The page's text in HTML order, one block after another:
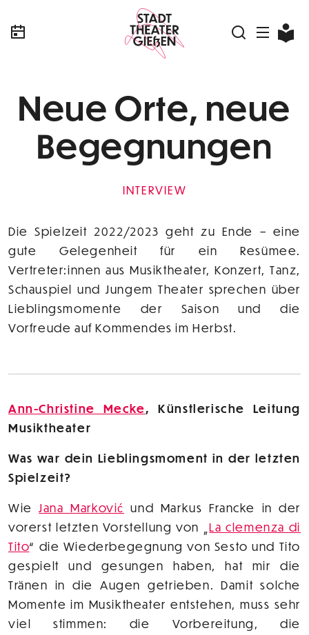
Neue Orte, neue
Begegnungen
INTERVIEW
Die Spielzeit 2022/2023 geht zu Ende – eine
gute Gelegenheit für ein Resümee.
Vertreter:innen aus Musiktheater, Konzert, Tanz,
Schauspiel und Jungem Theater sprechen über
Lieblingsmomente der Saison und die
Vorfreude auf Kommendes im Herbst.
Ann-Christine Mecke, Künstlerische Leitung
Musiktheater
Was war dein Lieblingsmoment in der letzten
Spielzeit?
WieJana Marković und Markus Francke in der
vorerst letzten Vorstellung von „La clemenza di
Tito“ die Wiederbegegnung von Sesto und Tito
gespielt und gesungen haben, hat mir die
Tränen in die Augen getrieben. Damit solche
Momente im Musiktheater entstehen, muss sehr
viel stimmen: die Vorbereitung, die